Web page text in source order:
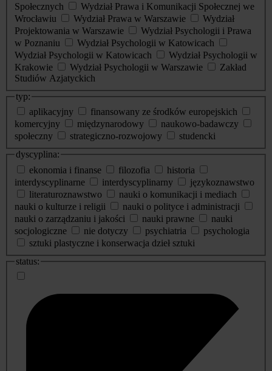
Społecznych
Wydział Prawa i Komunikacji Społecznej we
Wrocławiu
Wydział Prawa w Warszawie
Wydział
Projektowania w Warszawie
Wydział Psychologii i Prawa
w Poznaniu
Wydział Psychologii w Katowicach
Wydział Psychologii w Katowicach
Wydział Psychologii w
Krakowie
Wydział Psychologii w Warszawie
Zakład
Studiów Azjatyckich
typ:
aplikacyjny
finansowany ze środków europejskich
komercyjny
międzynarodowy
naukowo-badawczy
społeczny
strategiczno-rozwojowy
studencki
dyscyplina:
ekonomia i finanse
filozofia
historia
interdyscyplinarne
interdyscyplinarny
językoznawstwo
literaturoznawstwo
nauki o komunikacji i mediach
nauki o kulturze i religii
nauki o polityce i administracji
nauki o zarządzaniu i jakości
nauki prawne
nauki
socjologiczne
nie dotyczy psychiatria
psychologia
sztuki plastyczne i konserwacja dzieł sztuki
status: